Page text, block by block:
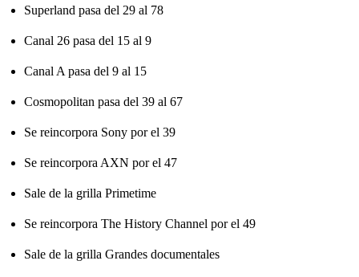
Superland pasa del 29 al 78
Canal 26 pasa del 15 al 9
Canal A pasa del 9 al 15
Cosmopolitan pasa del 39 al 67
Se reincorpora Sony por el 39
Se reincorpora AXN por el 47
Sale de la grilla Primetime
Se reincorpora The History Channel por el 49
Sale de la grilla Grandes documentales